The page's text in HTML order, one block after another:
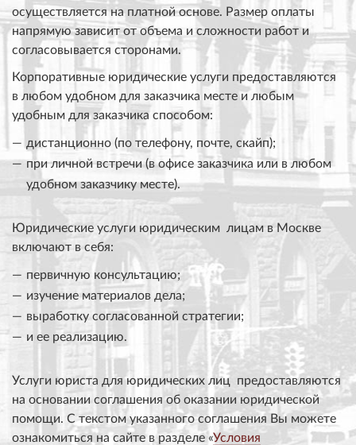
осуществляется на платной основе. Размер оплаты
напрямую зависит от объема и сложности работ и
согласовывается сторонами.
Корпоративные юридические услуги предоставляются
в любом удобном для заказчика месте и любым
удобным для заказчика способом:
дистанционно (по телефону, почте, скайп);
при личной встречи (в офисе заказчика или в любом
удобном заказчику месте).
Юридические услуги юридическим лицам в Москве
включают в себя:
первичную консультацию;
изучение материалов дела;
выработку согласованной стратегии;
и ее реализацию.
Услуги юриста для юридических лиц предоставляются
на основании соглашения об оказании юридической
помощи. С текстом указанного соглашения Вы можете
ознакомиться на сайте в разделе «Условия